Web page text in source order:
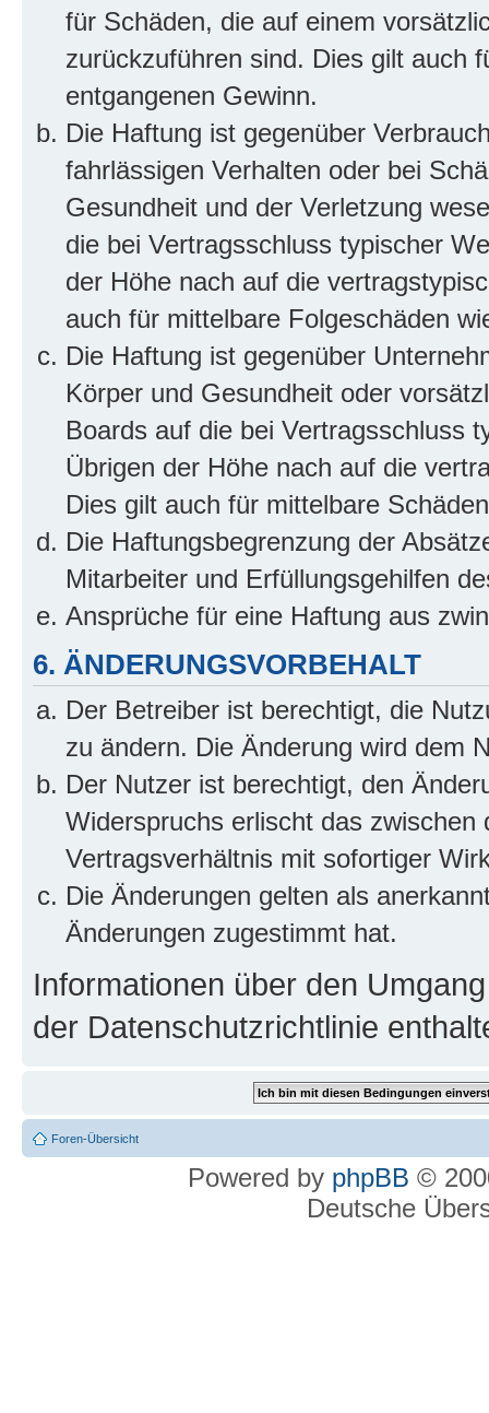
für Schäden, die auf einem
zurückzuführen sind. Dies gilt auch
entgangenen Gewinn.
Die Haftung ist gegenüber
fahrlässigen Verhalten oder bei
Gesundheit und der Verletzung
die bei Vertragsschluss typischer
der Höhe nach auf die
auch für mittelbare Folgeschäden
Die Haftung ist gegenüber
Körper und Gesundheit oder
Boards auf die bei Vertragsschluss
Übrigen der Höhe nach auf die
Dies gilt auch für mittelbare
Die Haftungsbegrenzung der
Mitarbeiter und Erfüllungsgehilfen
Ansprüche für eine Haftung aus
6. ÄNDERUNGSVORBEHALT
Der Betreiber ist berechtigt, die
zu ändern. Die Änderung wird dem
Der Nutzer ist berechtigt, den
Widerspruchs erlischt das
Vertragsverhältnis mit sofortiger
Die Änderungen gelten als
Änderungen zugestimmt hat.
Informationen über den
der Datenschutzrichtlinie
Foren-Übersicht
Powered by phpBB ©
Deutsche